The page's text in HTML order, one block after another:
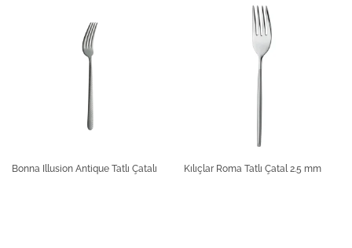
Bonna Illusion Antique Tatlı Çatalı Kılıçlar Roma Tatlı Çatal 2.5 mm